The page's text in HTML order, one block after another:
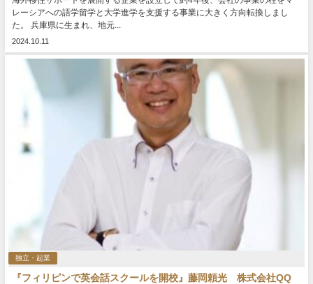
レーシアへの語学留学と大学進学を支援する事業に大きく方向転換しまし
た。 兵庫県に生まれ、地元...
2024.10.11
独立・起業
『フィリピンで英会話スクールを開校』藤岡頼光 株式会社QQ